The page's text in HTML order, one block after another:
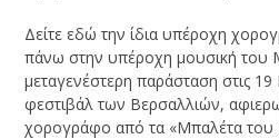
Δείτε εδώ την ίδια υπέροχη
πάνω στην υπέροχη μουσική του
μεταγενέστερη παράσταση στις
φεστιβάλ των Βερσαλλιών,
χορογράφο από τα «Μπαλέτα του